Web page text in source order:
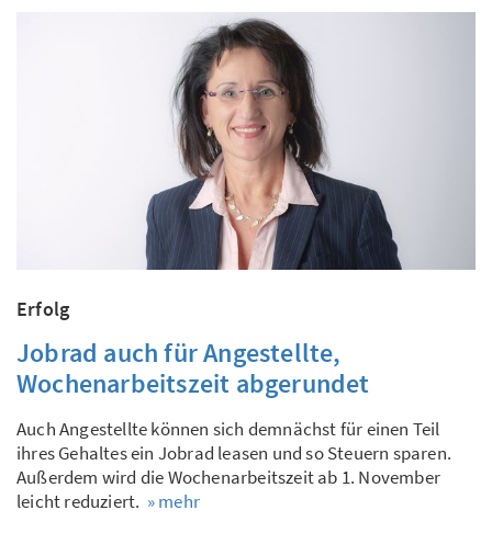
Erfolg
Jobrad auch für Angestellte,
Wochenarbeitszeit abgerundet
Auch Angestellte können sich demnächst für einen Teil
ihres Gehaltes ein Jobrad leasen und so Steuern sparen.
Außerdem wird die Wochenarbeitszeit ab 1. November
leicht reduziert. » mehr